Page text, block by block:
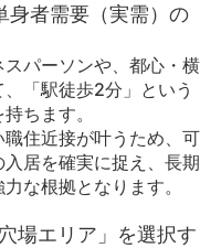
身者需要（実需）の
パーソンや、都心・横
「駅徒歩2分」という
ちます。
住近接が叶うため、可
居を確実に捉え、長期
な根拠となります。
場エリア」を選択す